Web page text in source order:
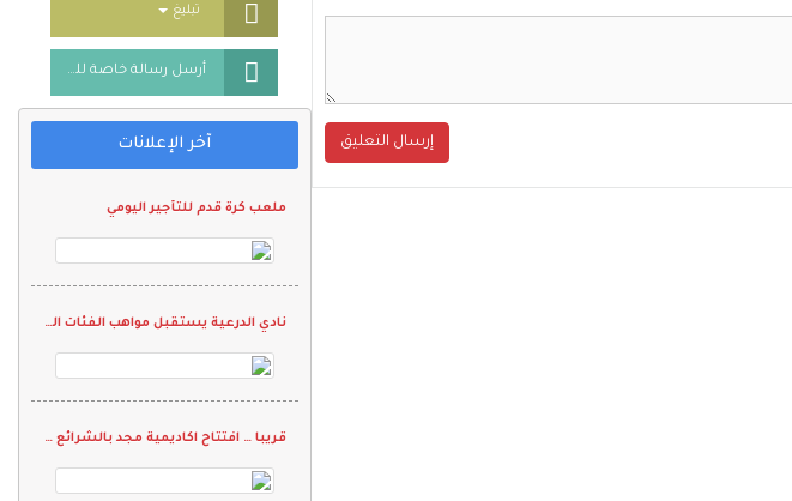
إرسال التعليق
تبليغ Toggle Dropdown
أرسل رسالة خاصة للمُعلن
آخر الإعلانات
ملعب كرة قدم للتأجير اليومي
نادي الدرعية يستقبل مواهب الفئات السنية في تجارب الأداء
قريبا … افتتاح اكاديمية مجد بالشرائع الراشدية